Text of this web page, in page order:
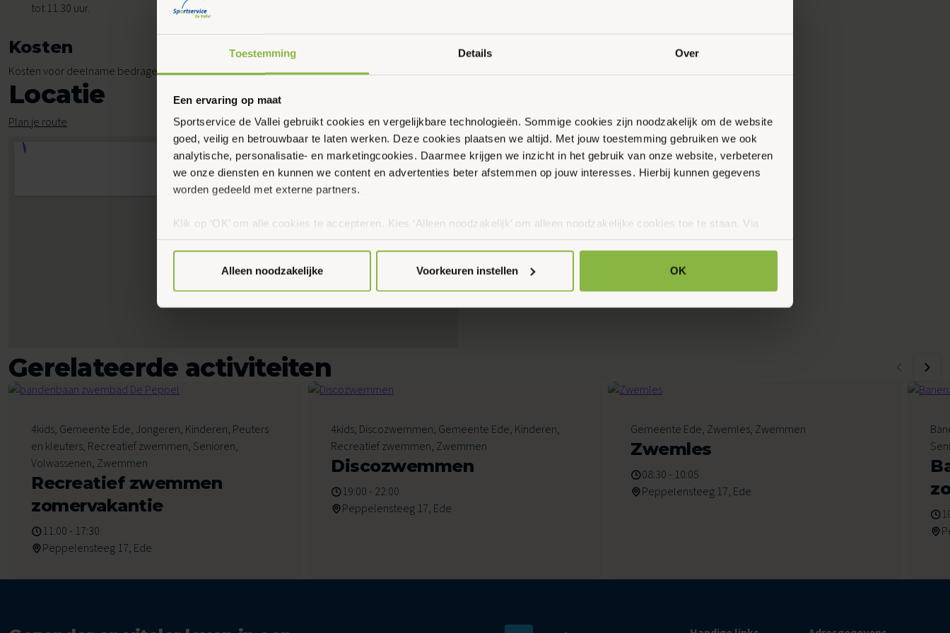
Toestemming Details Over
Een ervaring op maat
Sportservice de Vallei gebruikt cookies en vergelijkbare technologieën. Sommige cookies zijn noodzakelijk om de website
goed, veilig en betrouwbaar te laten werken. Deze cookies plaatsen we altijd. Met jouw toestemming gebruiken we ook
analytische, personalisatie- en marketingcookies. Daarmee krijgen we inzicht in het gebruik van onze website, verbeteren
we onze diensten en kunnen we content en advertenties beter afstemmen op jouw interesses. Hierbij kunnen gegevens
worden gedeeld met externe partners.
Klik op ‘OK’ om alle cookies te accepteren. Kies ‘Alleen noodzakelijk’ om alleen noodzakelijke cookies toe te staan. Via
Alleen noodzakelijke
Voorkeuren instellen OK
tot 11.30 uur.
Kosten
Kosten voor deelname bedragen € 5,65 per les.
Locatie
Plan je route
Gerelateerde activiteiten
7
Augustus 2026
4kids, Gemeente Ede, Jongeren, Kinderen, Peuters
en kleuters, Recreatief zwemmen, Senioren,
Volwassenen, Zwemmen
Recreatief zwemmen
zomervakantie
11:00 - 17:30
Peppelensteeg 17, Ede
7
Augustus 2026
4kids, Discozwemmen, Gemeente Ede, Kinderen,
Recreatief zwemmen, Zwemmen
Discozwemmen
19:00 - 22:00
Peppelensteeg 17, Ede
Augustus 2026
Gemeente Ede, Zwemles, Zwemmen
Zwemles
08:30 - 10:05
Peppelensteeg 17, Ede